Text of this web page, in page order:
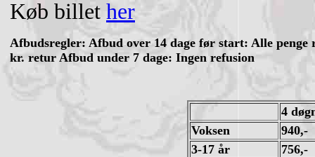
Køb billet her
Afbudsregler: Afbud over 14 dage før start: Alle
kr. retur Afbud under 7 dage: Ingen refusion
4
Voksen
940,-
3-17 år
756,-